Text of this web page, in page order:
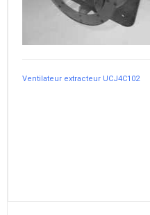
Ventilateur extracteur UCJ4C102